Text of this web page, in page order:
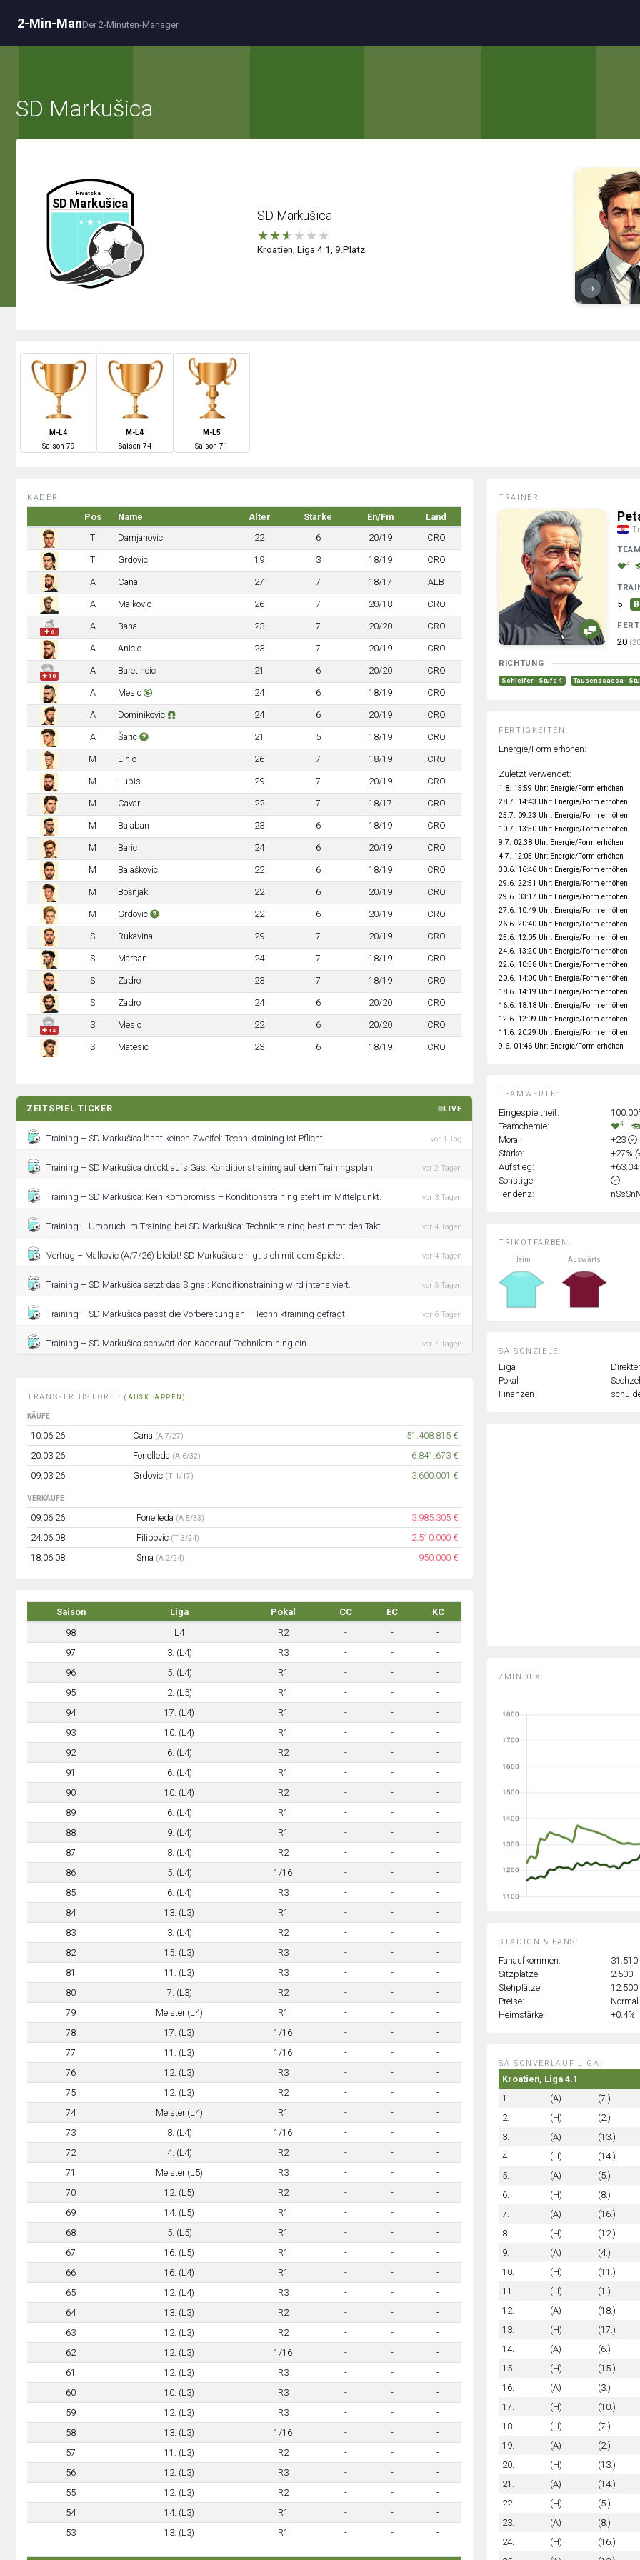
2-Min-ManDer 2-Minuten-Manager
SD Markušica
SD Markušica
★★★ ★ ★ ★
Kroatien, Liga 4.1, 9.Platz
→
M-L4
Saison 79
M-L4
Saison 74
M-L5
Saison71
KADER:
Pos Name Alter Stärke En/Fm
Land
T
Damjanovic 22 6 20/19 CRO
T Grdovic 19 3 18/19 CRO
A Cana 27 7 18/17 ALB
A Malkovic 26 7 20/18 CRO
✚ 6
A Bana 23 7 20/20 CRO
A Anicic 23 7 20/19 CRO
✚ 10
A Baretincic 21 6 20/20 CRO
A Mesic 24 6 18/19 CRO
A Dominikovic 24 6 20/19 CRO
A Šaric 21 5 18/19 CRO
M Linic 26 7 18/19 CRO
M Lupis 29 7 20/19 CRO
M Cavar 22 7 18/17 CRO
M Balaban 23 6 18/19 CRO
M Baric 24 6 20/19 CRO
M Balaškovic 22 6 18/19 CRO
M Bošnjak 22 6 20/19 CRO
M Grdovic 22 6 20/19 CRO
S Rukavina 29 7 20/19 CRO
S Marsan 24 7 18/19 CRO
S Zadro 23 7 18/19 CRO
S Zadro 24 6 20/20 CRO
✚ 12
S Mesic 22 6 20/20 CRO
S Matesic 23 6 18/19 CRO
ZEITSPIEL TICKER LIVE
Training – SD Markušica lässt keinen Zweifel: Techniktraining ist Pflicht. vor 1 Tag
Training – SD Markušica drückt aufs Gas: Konditionstraining auf dem Trainingsplan. vor 2 Tagen
Training – SD Markušica: Kein Kompromiss – Konditionstraining steht im Mittelpunkt. vor 3 Tagen
Training – Umbruch im Training bei SD Markušica: Techniktraining bestimmt den Takt. vor 4 Tagen
Vertrag – Malkovic (A/7/26) bleibt! SD Markušica einigt sich mit dem Spieler. vor 4 Tagen
Training – SD Markušica setzt das Signal: Konditionstraining wird intensiviert. vor 5 Tagen
Training – SD Markušica passt die Vorbereitung an – Techniktraining gefragt. vor 6 Tagen
Training – SD Markušica schwört den Kader auf Techniktraining ein. vor 7 Tagen
TRANSFERHISTORIE:(AUSKLAPPEN)
KÄUFE
10.06.26 Cana (A 7/27)
51.408.815 €
20.03.26
Fonelleda (A 6/32)
6.841.673 €
09.03.26
Grdovic (T 1/17) 3.600.001 €
VERKÄUFE
09.06.26 Fonelleda (A 5/33)
3.985.305 €
24.06.08
Filipovic (T 3/24)
2.510.000 €
18.06.08
Srna (A 2/24) 950.000 €
Saison Liga Pokal CC EC
KC
98
L4 R2 - -
-
97
3. (L4) R3 - -
-
96
5. (L4) R1 - -
-
95
2. (L5) R1 - -
-
94
17. (L4) R1 - -
-
93
10. (L4) R1 - -
-
92
6. (L4) R2 - -
-
91
6. (L4) R1 - -
-
90
10. (L4) R2 - -
-
89
6. (L4) R1 - -
-
88
9. (L4) R1 - -
-
87
8. (L4) R2 - -
-
86
5. (L4) 1/16 - -
-
85
6. (L4) R3 - -
-
84
13. (L3) R1 - -
-
83
3. (L4) R2 - -
-
82
15. (L3) R3 - -
-
81
11. (L3) R3 - -
-
80
7. (L3) R2 - -
-
79
Meister (L4) R1 - -
-
78
17. (L3) 1/16 - -
-
77
11. (L3) 1/16 - -
-
76
12. (L3) R3 - -
-
75
12. (L3) R2 - -
-
74
Meister (L4) R1 - -
-
73
8. (L4) 1/16 - -
-
72
4. (L4) R2 - -
-
71
Meister (L5) R3 - -
-
70
12. (L5) R2 - -
-
69
14. (L5) R1 - -
-
68
5. (L5) R1 - -
-
67
16. (L5) R1 - -
-
66
16. (L4) R1 - -
-
65
12. (L4) R3 - -
-
64
13. (L3) R2 - -
-
63
12. (L3) R2 - -
-
62
12. (L3) 1/16 - -
-
61
12. (L3) R3 - -
-
60
10. (L3) R3 - -
-
59
12. (L3) R3 - -
-
58
13. (L3) 1/16 - -
-
57
11. (L3) R2 - -
-
56
12. (L3) R3 - -
-
55
12. (L3) R2 - -
-
54
14. (L3) R1 - -
-
53
13. (L3) R1 - - -
TRIKOTFARBEN:
Heim
Auswärts
SAISONZIELE:
Liga
Pokal
Finanzen
2MINDEX:
TEAMWERTE:
Eingespieltheit:
Teamchemie:
4
Moral:
+23
Stärke:
+27%
Aufstieg:
Sonstige:
Tendenz:
TRAINER:
4
5
20
RICHTUNG
Schleifer · Stufe 4 Tausendsassa ·
FERTIGKEITEN:
Energie/Form erhöhen:
Zuletzt verwendet:
1.8. 15:59 Uhr: Energie/Form erhöhen
28.7. 14:43 Uhr: Energie/Form erhöhen
25.7. 09:23 Uhr: Energie/Form erhöhen
10.7. 13:50 Uhr: Energie/Form erhöhen
9.7. 02:38 Uhr: Energie/Form erhöhen
4.7. 12:05 Uhr: Energie/Form erhöhen
30.6. 16:46 Uhr: Energie/Form erhöhen
29.6. 22:51 Uhr: Energie/Form erhöhen
29.6. 03:17 Uhr: Energie/Form erhöhen
27.6. 10:49 Uhr: Energie/Form erhöhen
26.6. 20:40 Uhr: Energie/Form erhöhen
25.6. 12:05 Uhr: Energie/Form erhöhen
24.6. 13:20 Uhr: Energie/Form erhöhen
22.6. 10:58 Uhr: Energie/Form erhöhen
20.6. 14:00 Uhr: Energie/Form erhöhen
18.6. 14:19 Uhr: Energie/Form erhöhen
16.6. 18:18 Uhr: Energie/Form erhöhen
12.6. 12:09 Uhr: Energie/Form erhöhen
11.6. 20:29 Uhr: Energie/Form erhöhen
9.6. 01:46 Uhr: Energie/Form erhöhen
STADION & FANS:
Fanaufkommen:
31.510
Sitzplätze:
2.500
Stehplätze:
12.500
Preise:
Normal
Heimstärke:
+0.4%
SAISONVERLAUF LIGA:
Kroatien, Liga 4.1
1.
(A) (7.)
2.
(H) (2.)
3.
(A) (13.)
4.
(H) (14.)
5.
(A) (5.)
6.
(H) (8.)
7.
(A) (16.)
8.
(H) (12.)
9.
(A) (4.)
10.
(H) (11.)
11.
(H) (1.)
12.
(A) (18.)
13.
(H) (17.)
14.
(A) (6.)
15.
(H) (15.)
16.
(A) (3.)
17.
(H) (10.)
18.
(H) (7.)
19.
(A) (2.)
20.
(H) (13.)
21.
(A) (14.)
22.
(H) (5.)
23.
(A) (8.)
24.
(H) (16.)